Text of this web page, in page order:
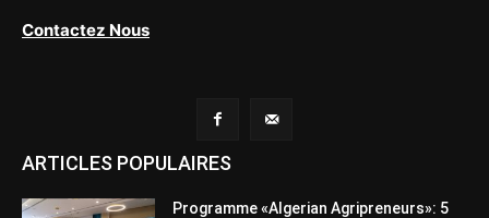
Contactez Nous
ARTICLES POPULAIRES
Programme «Algerian Agripreneurs»: 5